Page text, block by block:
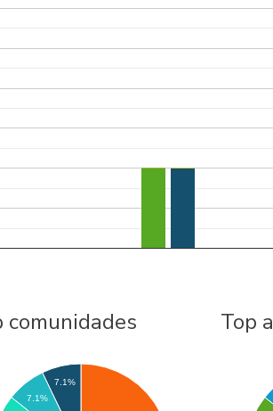
comunidades
7.1%
7.1%
Top